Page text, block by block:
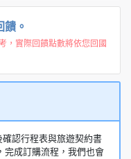
饋。
，實際回饋點數將依您回國
認行程表與旅遊契約書
完成訂購流程，我們也會